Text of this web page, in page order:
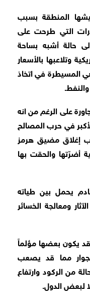
المنطقة بسبب
التي طرحت على
حالة أشبه بساحة
وتلاعبها بالأسعار
المسيطرة في اتخاذ
والنفط.
على الرغم من انه
في حرب المصالح
إغلاق مضيق هرمز
أضرّتها والحقت بها
يحمل بين طياته
ومعالجة الخسائر
يكون بعضها مؤلماً
مما قد يصعب
من الركود وارتفاع
الدول.